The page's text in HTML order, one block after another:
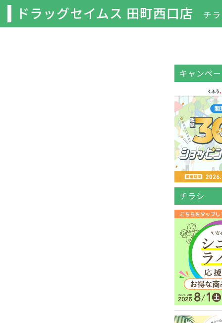
ドラッグセイムス 田町西口店 チ
キャンペ
チラシ